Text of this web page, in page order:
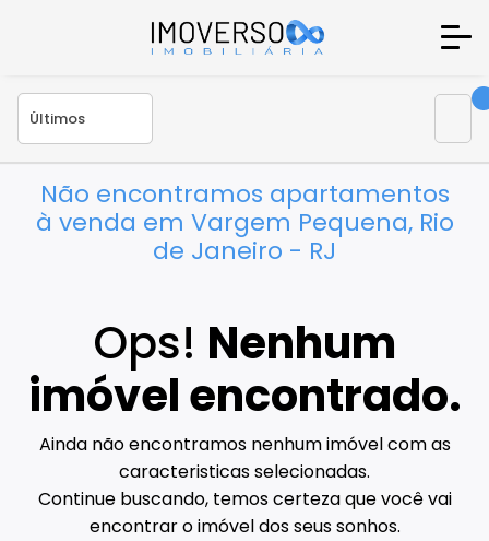
Não encontramos apartamentos
à venda em Vargem Pequena, Rio
de Janeiro - RJ
Ops! Nenhum
imóvel encontrado.
Ainda não encontramos nenhum imóvel com as
caracteristicas selecionadas.
Continue buscando, temos certeza que você vai
encontrar o imóvel dos seus sonhos.